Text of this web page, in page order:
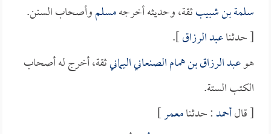
سلمة بن شبيبثقة، وحديثه أخرجهمسلموأصحاب السنن.
[ حدثناعبد الرزاق].
هوعبد الرزاق بن همام الصنعاني اليمانيثقة، أخرج له أصحاب
الكتب الستة.
[ قالأحمد: حدثنامعمر]